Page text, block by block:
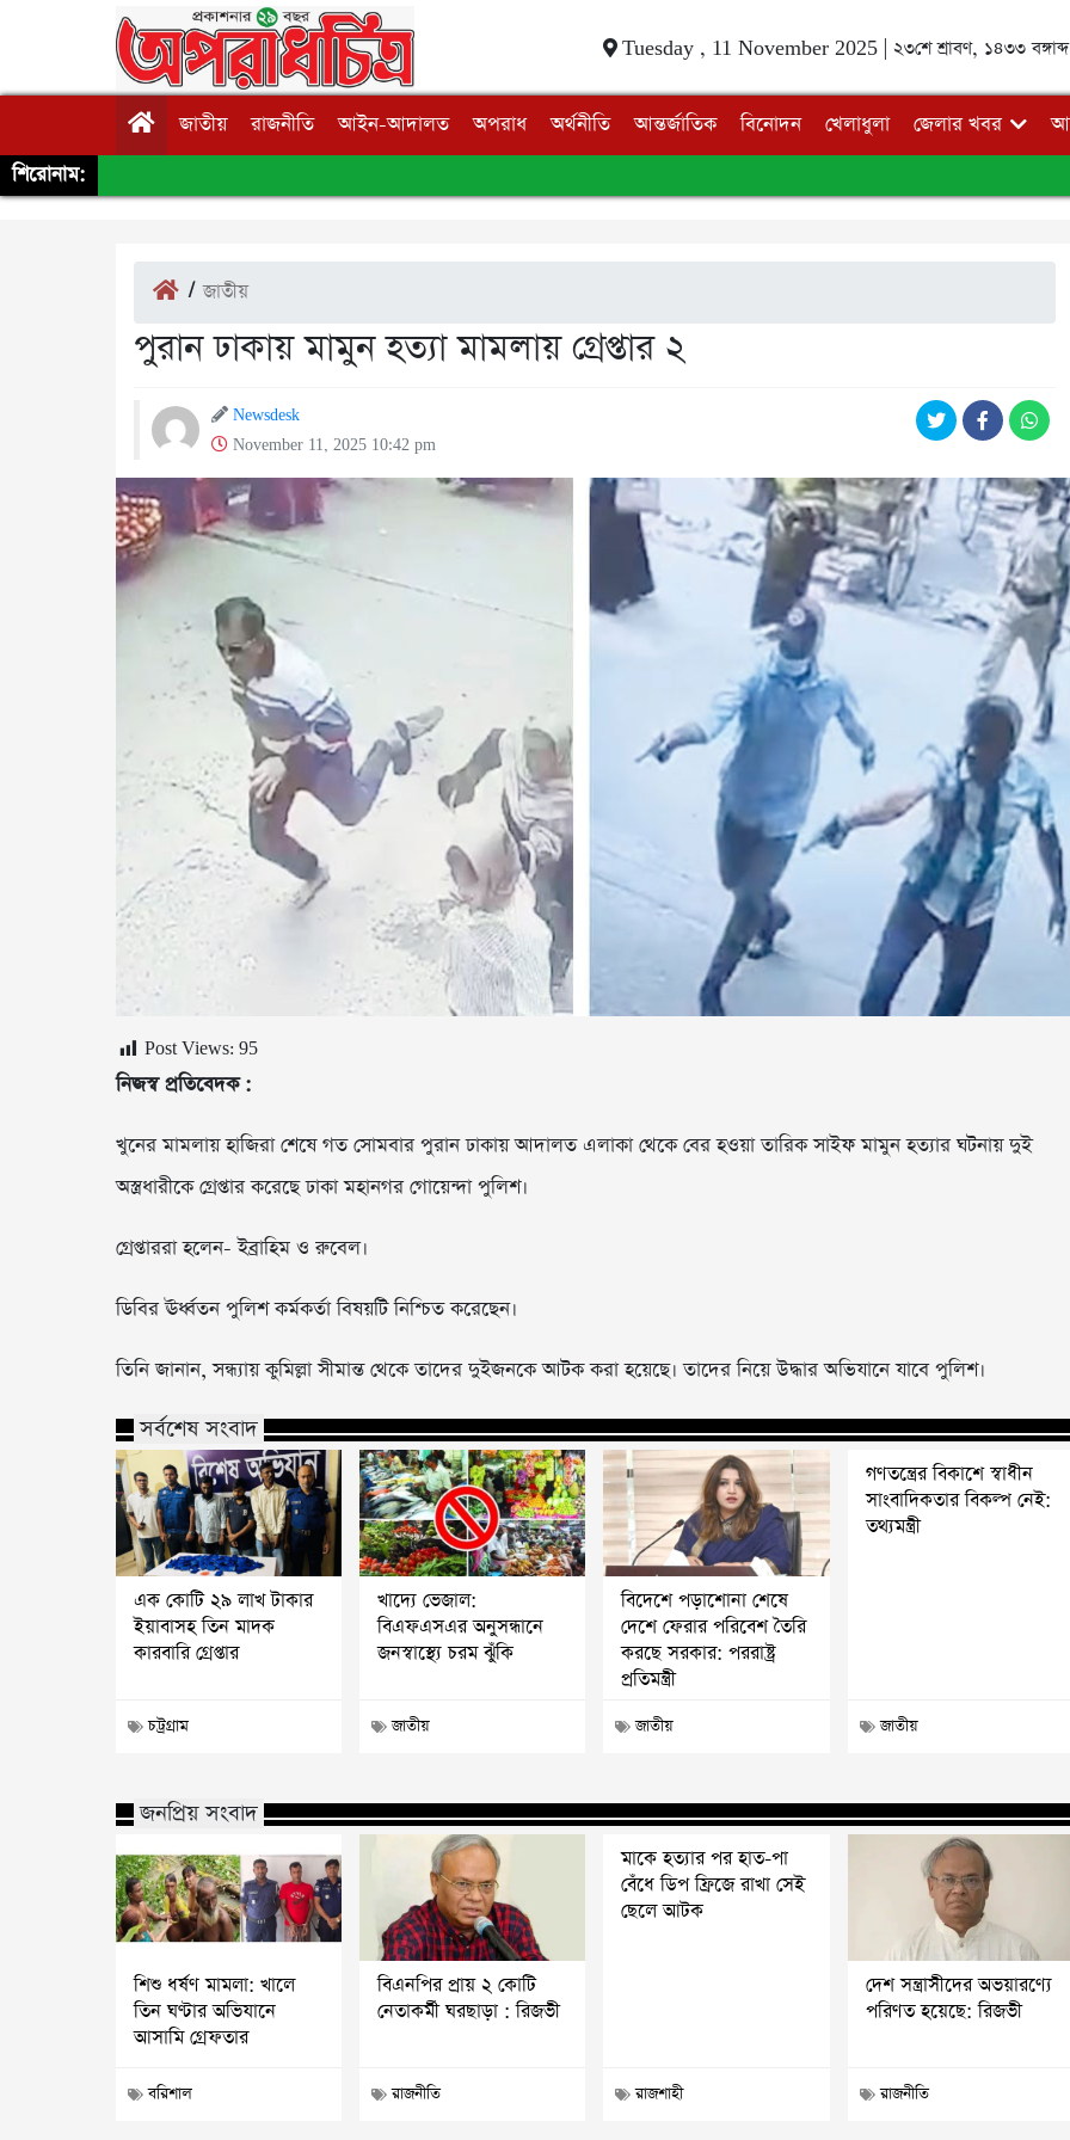
Tuesday , 11 November 2025 | ২৩শে শ্রাবণ, ১৪৩৩ বঙ্গাব্দ
জাতীয় রাজনীতি আইন-আদালত অপরাধ অর্থনীতি আন্তর্জাতিক বিনোদন খেলাধুলা জেলার খবর
শিরোনাম:
/জাতীয়
পুরান ঢাকায় মামুন হত্যা মামলায় গ্রেপ্তার ২
Newsdesk
November 11, 2025 10:42 pm
Post Views: 95
নিজস্ব প্রতিবেদক :
খুনের মামলায় হাজিরা শেষে গত সোমবার পুরান ঢাকায় আদালত এলাকা থেকে বের হওয়া তারিক সাইফ মামুন হত্যার ঘটনায় দুই
অস্ত্রধারীকে গ্রেপ্তার করেছে ঢাকা মহানগর গোয়েন্দা পুলিশ।
গ্রেপ্তাররা হলেন- ইব্রাহিম ও রুবেল।
ডিবির ঊর্ধ্বতন পুলিশ কর্মকর্তা বিষয়টি নিশ্চিত করেছেন।
তিনি জানান, সন্ধ্যায় কুমিল্লা সীমান্ত থেকে তাদের দুইজনকে আটক করা হয়েছে। তাদের নিয়ে উদ্ধার অভিযানে যাবে পুলিশ।
সর্বশেষ সংবাদ
এক কোটি ২৯ লাখ টাকার
ইয়াবাসহ তিন মাদক
কারবারি গ্রেপ্তার
চট্রগ্রাম
খাদ্যে ভেজাল:
বিএফএসএর অনুসন্ধানে
জনস্বাস্থ্যে চরম ঝুঁকি
জাতীয়
বিদেশে পড়াশোনা শেষে
দেশে ফেরার পরিবেশ তৈরি
করছে সরকার: পররাষ্ট্র
প্রতিমন্ত্রী
জাতীয়
গণতন্ত্রের বিকাশে স্বাধীন
সাংবাদিকতার বিকল্প নেই:
তথ্যমন্ত্রী
জাতীয়
জনপ্রিয় সংবাদ
শিশু ধর্ষণ মামলা: খালে
তিন ঘণ্টার অভিযানে
আসামি গ্রেফতার
বরিশাল
বিএনপির প্রায় ২ কোটি
নেতাকর্মী ঘরছাড়া : রিজভী
রাজনীতি
মাকে হত্যার পর হাত-পা
বেঁধে ডিপ ফ্রিজে রাখা সেই
ছেলে আটক
রাজশাহী
দেশ সন্ত্রাসীদের অভয়ারণ্যে
পরিণত হয়েছে: রিজভী
রাজনীতি